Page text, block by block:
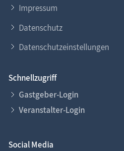
Impressum
Datenschutz
Datenschutzeinstellungen
Schnellzugriff
Gastgeber-Login
Veranstalter-Login
Social Media